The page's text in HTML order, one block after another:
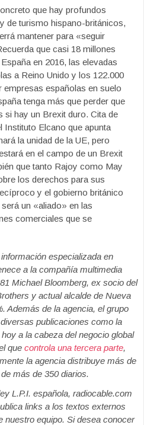
que hay profundos
de turismo hispano-británicos,
mantener para «seguir
que casi 18 millones
en 2016, las elevadas
a Reino Unido y los 122.000
empresas españolas en suelo
tenga más que perder que
hay un Brexit duro. Cita de
Instituto Elcano que apunta
la unidad de la UE, pero
en el campo de un Brexit
que tanto Rajoy como May
los derechos para sus
y el gobierno británico
un «aliado» en las
comerciales que se
especializada en
a la compañía multimedia
Michael Bloomberg, ex socio del
y actual alcalde de Nueva
Además de la agencia, el grupo
publicaciones como la
a la cabeza del negocio global
que controla una tercera parte,
la agencia distribuye más de
más de 350 diarios.
L.P.I. española, radiocable.com
links a los textos externos
nuestro equipo. Si desea conocer